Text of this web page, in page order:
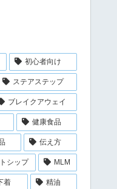
初心者向け
ステアステップ
ブレイクアウェイ
健康食品
伝え方
シップ MLM
着 精油